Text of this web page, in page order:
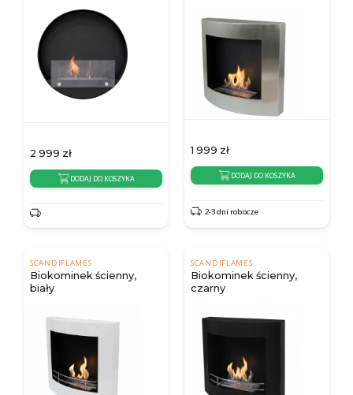
2 999 zł
DODAJ DO KOSZYKA
1 999 zł
DODAJ DO KOSZYKA
2-3 dni robocze
SCANDIFLAMES
Biokominek ścienny,
biały
SCANDIFLAMES
Biokominek ścienny,
czarny